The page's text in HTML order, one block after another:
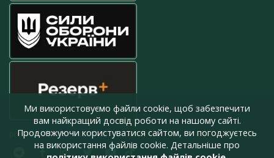
press@armyinform.com.ua
Ми використовуємо файли cookie, щоб забезпечити
вам найкращий досвід роботи на нашому сайті.
Продовжуючи користуватися сайтом, ви погоджуєтесь
на використання файлів cookie. Детальніше про